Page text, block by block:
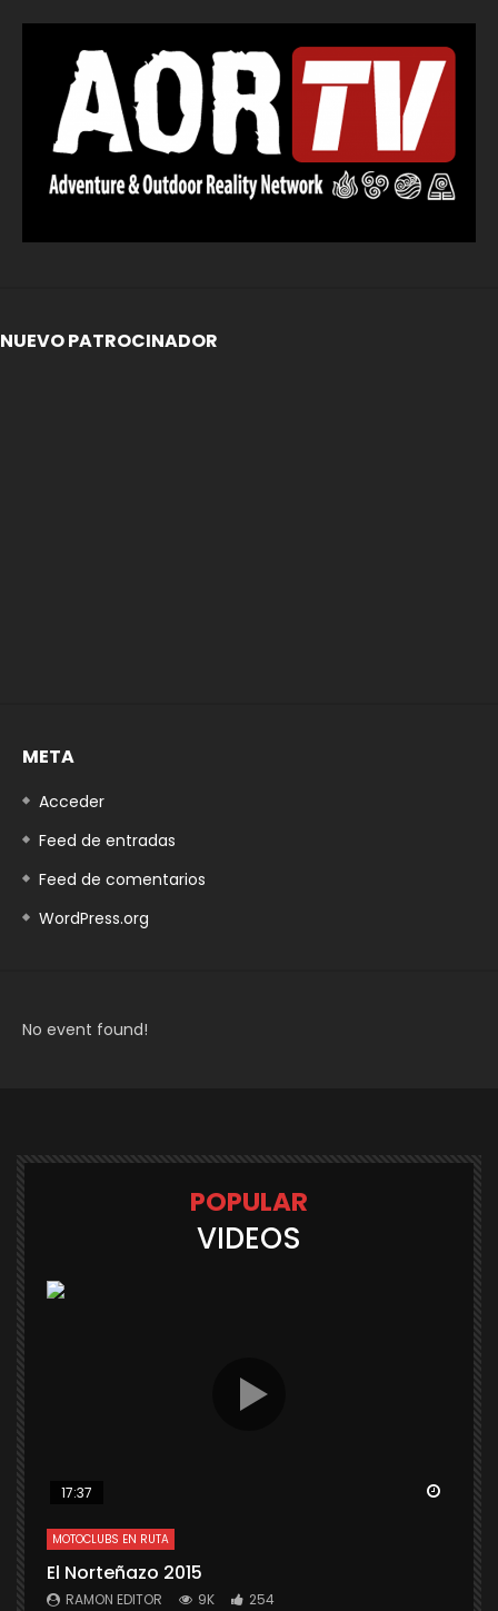
NUEVO PATROCINADOR
META
Acceder
Feed de entradas
Feed de comentarios
WordPress.org
No event found!
POPULAR
VIDEOS
17:37
MOTOCLUBS EN RUTA
El Norteñazo 2015
RAMON EDITOR 9K 254